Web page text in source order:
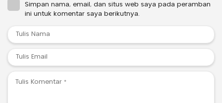
Simpan nama, email, dan situs web saya pada peramban
ini untuk komentar saya berikutnya.